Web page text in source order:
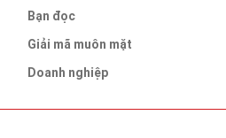
Bạn đọc
Giải mã muôn mặt
Doanh nghiệp